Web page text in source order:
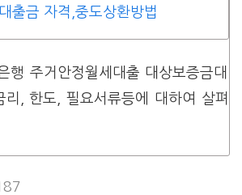
출금 자격,중도상환방법
행 주거안정월세대출 대상보증금대
리, 한도, 필요서류등에 대하여 살펴